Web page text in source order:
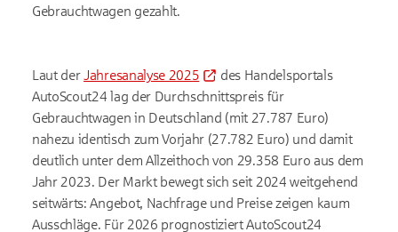
Gebrauchtwagen gezahlt.
Laut derJahresanalyse 2025
des Handelsportals
AutoScout24 lag der Durchschnittspreis für
Gebrauchtwagen in Deutschland (mit 27.787 Euro)
nahezu identisch zum Vorjahr (27.782 Euro) und damit
deutlich unter dem Allzeithoch von 29.358 Euro aus dem
Jahr 2023. Der Markt bewegt sich seit 2024 weitgehend
seitwärts: Angebot, Nachfrage und Preise zeigen kaum
Ausschläge. Für 2026 prognostiziert AutoScout24